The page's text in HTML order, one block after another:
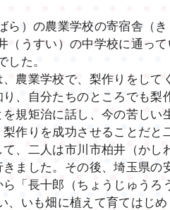
ら）の農業学校の寄宿舎（
（うすい）の中学校に通っ
した。
農業学校で、梨作りをして
り、自分たちのところでも梨
を規矩治に話し、今の苦しい
梨作りを成功させることだと
、二人は市川市柏井（かし
きました。その後、埼玉県の
ら「長十郎（ちょうじゅうろ
いも畑に植えて育てはじ